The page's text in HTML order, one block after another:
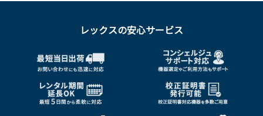
レックスの安心サービス